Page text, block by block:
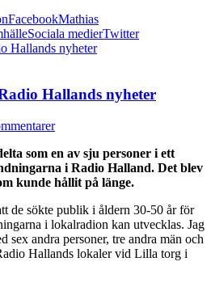
FacebookMathias
Sociala medierTwitter
Hallands nyheter
som en av sju personer i ett
i Radio Halland. Det blev
kunde hållit på länge.
de sökte publik i åldern 30-50 år för
i lokalradion kan utvecklas. Jag
sex andra personer, tre andra män och
Hallands lokaler vid Lilla torg i